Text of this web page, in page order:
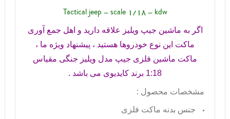
Tactical jeep - scale 1/18 - kdw
اگر به ماشین جیپ ویلیز علاقه دارید و اهل جمع آوری
ماکت این نوع خودروها هستید ، پیشنهاد ویژه ما ،
ماکت ماشین فلزی جیپ مدل ویلیز جنگی مقیاس
1:18 برند کایدیوی می باشد .
مشخصات محصول :
جنس بدنه ماکت فلزی